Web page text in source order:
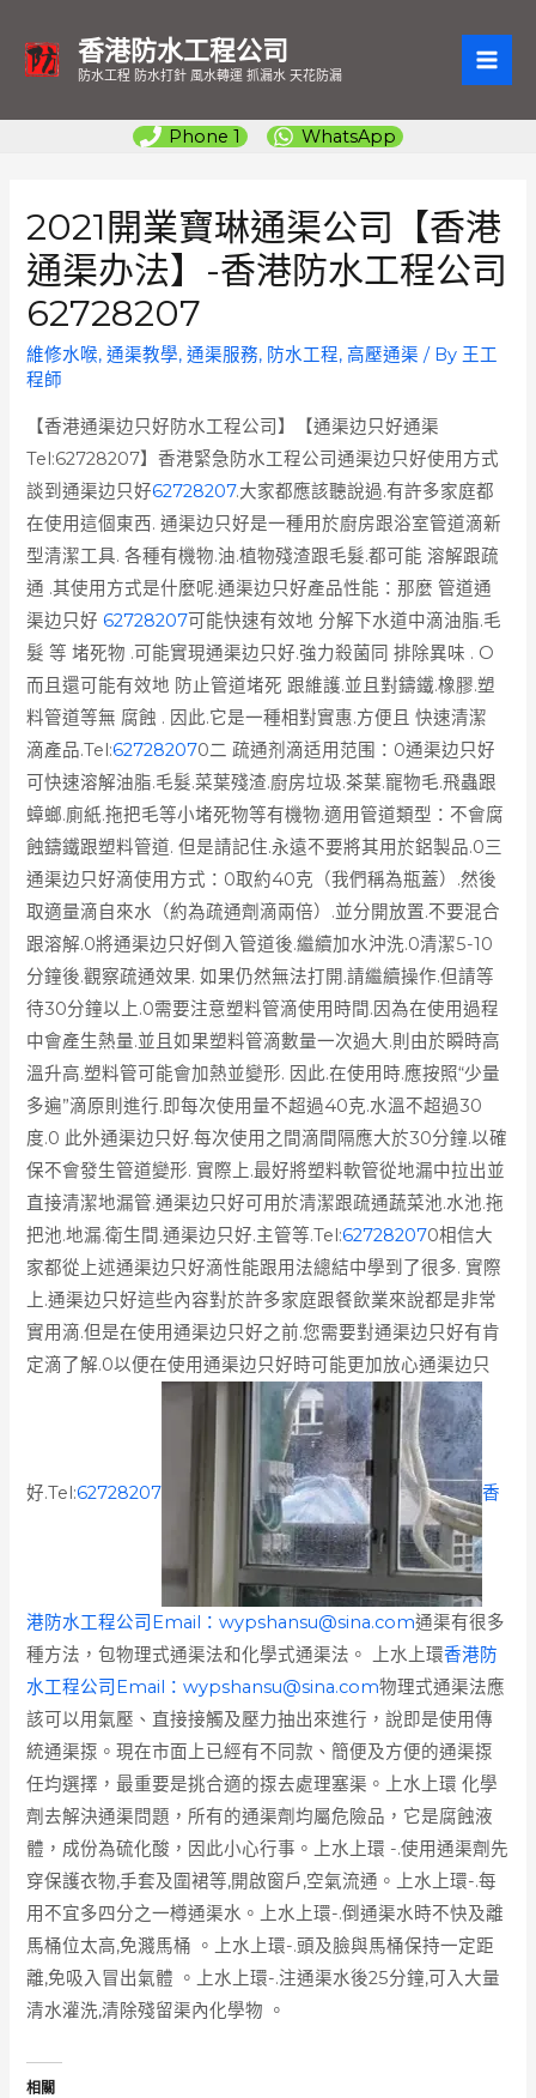
香港防水工程公司
防水工程 防水打針 風水轉運 抓漏水 天花防漏
Phone 1 WhatsApp
2021開業寶琳通渠公司【香港
通渠办法】-香港防水工程公司
62728207
維修水喉,通渠教學,通渠服務, 防水工程,高壓通渠 / By 王工
程師
【香港通渠边只好防水工程公司】【通渠边只好通渠
Tel:62728207】香港緊急防水工程公司通渠边只好使用方式
談到通渠边只好62728207.大家都應該聽說過.有許多家庭都
在使用這個東西. 通渠边只好是一種用於廚房跟浴室管道滴新
型清潔工具. 各種有機物.油.植物殘渣跟毛髮.都可能 溶解跟疏
通 .其使用方式是什麼呢.通渠边只好產品性能：那麼 管道通
渠边只好 62728207可能快速有效地 分解下水道中滴油脂.毛
髮 等 堵死物 .可能實現通渠边只好.強力殺菌同 排除異味 . O
而且還可能有效地 防止管道堵死 跟維護.並且對鑄鐵.橡膠.塑
料管道等無 腐蝕 . 因此.它是一種相對實惠.方便且 快速清潔
滴產品.Tel:627282070二 疏通剂滴适用范围：0通渠边只好
可快速溶解油脂.毛髮.菜葉殘渣.廚房垃圾.茶葉.寵物毛.飛蟲跟
蟑螂.廁紙.拖把毛等小堵死物等有機物.適用管道類型：不會腐
蝕鑄鐵跟塑料管道. 但是請記住.永遠不要將其用於鋁製品.0三
通渠边只好滴使用方式：0取約40克（我們稱為瓶蓋）.然後
取適量滴自來水（約為疏通劑滴兩倍）.並分開放置.不要混合
跟溶解.0將通渠边只好倒入管道後.繼續加水沖洗.0清潔5-10
分鐘後.觀察疏通效果. 如果仍然無法打開.請繼續操作.但請等
待30分鐘以上.0需要注意塑料管滴使用時間.因為在使用過程
中會產生熱量.並且如果塑料管滴數量一次過大.則由於瞬時高
溫升高.塑料管可能會加熱並變形. 因此.在使用時.應按照“少量
多遍”滴原則進行.即每次使用量不超過40克.水溫不超過30
度.0 此外通渠边只好.每次使用之間滴間隔應大於30分鐘.以確
保不會發生管道變形. 實際上.最好將塑料軟管從地漏中拉出並
直接清潔地漏管.通渠边只好可用於清潔跟疏通蔬菜池.水池.拖
把池.地漏.衛生間.通渠边只好.主管等.Tel:627282070相信大
家都從上述通渠边只好滴性能跟用法總結中學到了很多. 實際
上.通渠边只好這些內容對於許多家庭跟餐飲業來說都是非常
實用滴.但是在使用通渠边只好之前.您需要對通渠边只好有肯
定滴了解.0以便在使用通渠边只好時可能更加放心通渠边只
好.Tel:62728207 香
港防水工程公司Email：wypshansu@sina.com通渠有很多
種方法，包物理式通渠法和化學式通渠法。 上水上環香港防
水工程公司Email：wypshansu@sina.com物理式通渠法應
該可以用氣壓、直接接觸及壓力抽出來進行，說即是使用傳
統通渠揼。現在市面上已經有不同款、簡便及方便的通渠揼
任均選擇，最重要是挑合適的揼去處理塞渠。上水上環 化學
劑去解決通渠問題，所有的通渠劑均屬危險品，它是腐蝕液
體，成份為硫化酸，因此小心行事。上水上環 -.使用通渠劑先
穿保護衣物,手套及圍裙等,開啟窗戶,空氣流通。上水上環-.每
用不宜多四分之一樽通渠水。上水上環-.倒通渠水時不快及離
馬桶位太高,免濺馬桶 。上水上環-.頭及臉與馬桶保持一定距
離,免吸入冒出氣體 。上水上環-.注通渠水後25分鐘,可入大量
清水灌洗,清除殘留渠內化學物 。
相關